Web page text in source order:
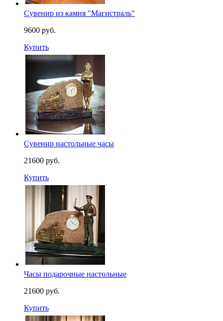
Сувенир из камня "Магистраль"
9600 руб.
Купить
Сувенир настольные часы
21600 руб.
Купить
Часы подарочные настольные
21600 руб.
Купить